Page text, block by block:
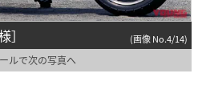
(画像 No.4/14)
ルで次の写真へ